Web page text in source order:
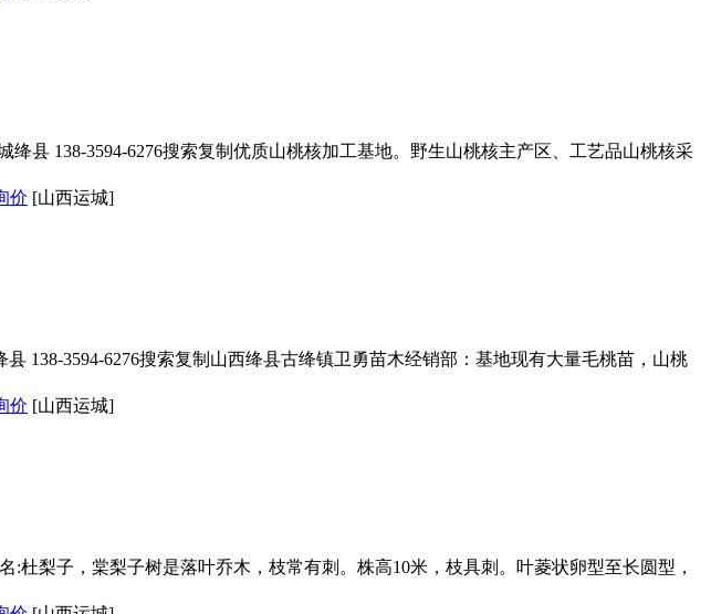
县 138-3594-6276搜索复制优质山桃核加工基地。野生山桃核主产区、工艺品山桃核采
价 [山西运城]
138-3594-6276搜索复制山西绛县古绛镇卫勇苗木经销部：基地现有大量毛桃苗，山桃
价 [山西运城]
杜梨子，棠梨子树是落叶乔木，枝常有刺。株高10米，枝具刺。叶菱状卵型至长圆型，